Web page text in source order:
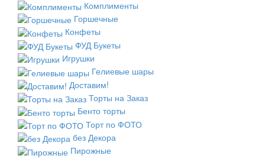
Комплименты
Горшечные
Конфеты
ФУД Букеты
Игрушки
Гелиевые шары
Доставим!
Торты на Заказ
Бенто торты
Торт по ФОТО
без Декора
Пирожные